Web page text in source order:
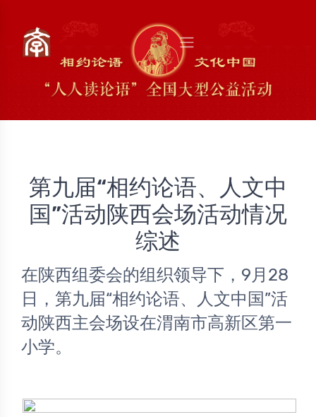
第九届“相约论语、人文中
国”活动陕西会场活动情况
综述
在陕西组委会的组织领导下，9月28
日，第九届“相约论语、人文中国”活
动陕西主会场设在渭南市高新区第一
小学。